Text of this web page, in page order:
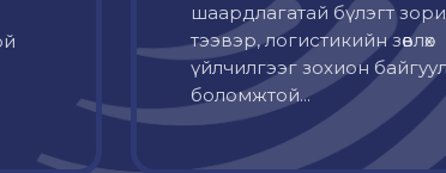
шаардлагатай бүлэгт
тээвэр, логистикийн зөвлөх
үйлчилгээг зохион
боломжтой...